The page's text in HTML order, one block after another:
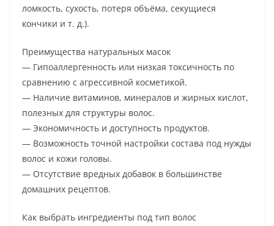
ломкость, сухость, потеря объёма, секущиеся
кончики и т. д.).
Преимущества натуральных масок
— Гипоаллергенность или низкая токсичность по
сравнению с агрессивной косметикой.
— Наличие витаминов, минералов и жирных кислот,
полезных для структуры волос.
— Экономичность и доступность продуктов.
— Возможность точной настройки состава под нужды
волос и кожи головы.
— Отсутствие вредных добавок в большинстве
домашних рецептов.
Как выбрать ингредиенты под тип волос